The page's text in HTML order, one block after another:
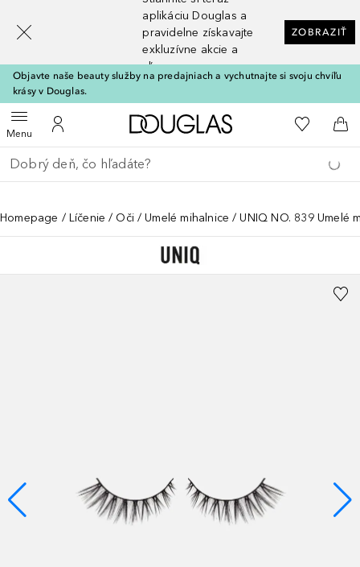
aplikáciu Douglas a
pravidelne získavajte
exkluzívne akcie a
zľavy
ZOBRAZIŤ
Objavte naše beauty služby na predajniach a vychutnajte si svoju chvíľu
krásy v Douglas.
MenuOtvoriť menuDo môjho účtu
Domov Do môjho
Do
Choď späť
Vykonajte vyhľadávanie
Homepage Líčenie Oči Umelé mihalnice UNIQ NO. 839 Umelé
[navigation.slideout.screenreader]